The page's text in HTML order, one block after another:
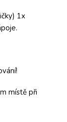
1x
místě při